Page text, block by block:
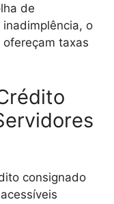
de
o
taxas
consignado